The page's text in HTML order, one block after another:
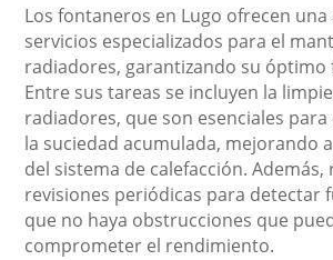
Los fontaneros en Lugo ofrecen
servicios especializados para el
radiadores, garantizando su
Entre sus tareas se incluyen la
radiadores, que son esenciales
la suciedad acumulada, mejorando
del sistema de calefacción. Además,
revisiones periódicas para detectar
que no haya obstrucciones que
comprometer el rendimiento.